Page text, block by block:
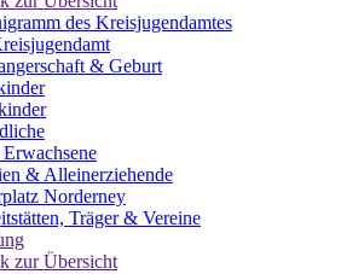
des Kreisjugendamtes
& Geburt
Erwachsene
& Alleinerziehende
Norderney
Träger & Vereine
zur Übersicht